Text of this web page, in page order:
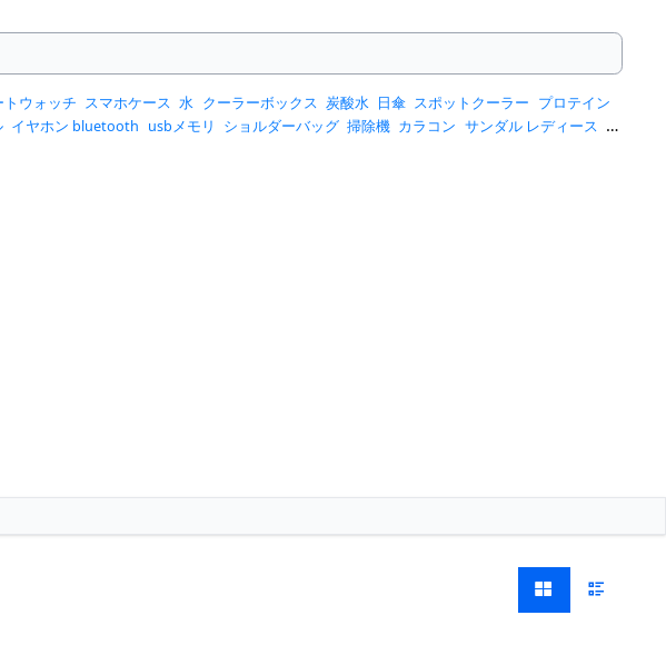
トウォッチ スマホケース 水 クーラーボックス 炭酸水 日傘 スポットクーラー プロテイン
イヤホン bluetooth usbメモリ ショルダーバッグ 掃除機 カラコン サンダル レディース ス